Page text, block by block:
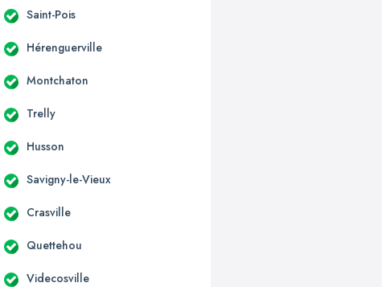
Saint-Pois
Hérenguerville
Montchaton
Trelly
Husson
Savigny-le-Vieux
Crasville
Quettehou
Videcosville